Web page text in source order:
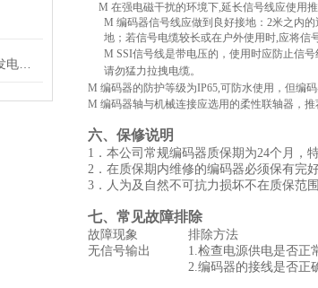
M 在强电磁干扰的环境下,延长信号线应使用
M 编码器信号线应做到良好接地：2米之内
地；若信号电缆较长或在户外使用时,应将信
M SSI信号线是带电压的，使用时应防止信
请勿猛力拉拽电缆。
M 编码器的防护等级为IP65,可防水使用，但编码
M 编码器轴与机械连接应选用的柔性联轴器，推
六、保修说明
1．本公司常规编码器质保期为24个月，
2．在质保期内维修的编码器必须保有完
3．人为及自然不可抗力损坏不在质保范
七、常见故障排除
故障现象
排除方法
无信号输出
1.检查电源供电是否正
2.编码器的接线是否正